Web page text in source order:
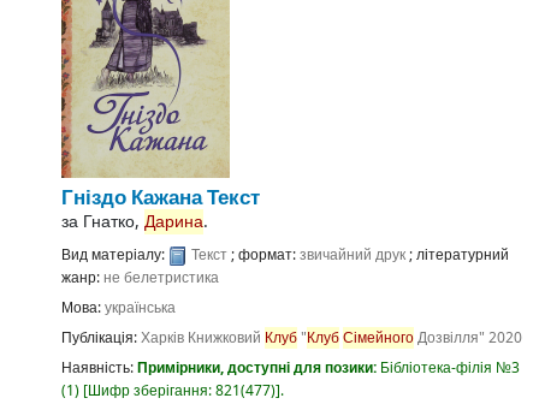
Гніздо КажанаТекст
за Гнатко, Дарина.
Вид матеріалу: Текст; формат:звичайний друк; літературний
жанр:не белетристика
Мова:українська
Публікація:Харків Книжковий Клуб"КлубСімейногоДозвілля" 2020
Наявність:Примірники, доступні для позики: Бібліотека-філія №3
(1) Шифр зберігання:821(477) .